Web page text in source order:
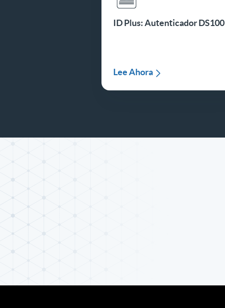
ID Plus: Autenticador DS100
Lee Ahora